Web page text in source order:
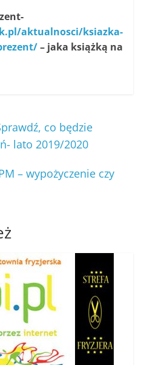
aktualnosci/ksiazka-
– jaka książką na
co będzie
lato 2019/2020
– wypożyczenie czy